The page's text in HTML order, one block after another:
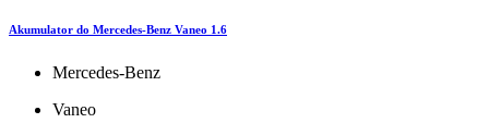
Akumulator do Mercedes-Benz Vaneo 1.6
Mercedes-Benz
Vaneo